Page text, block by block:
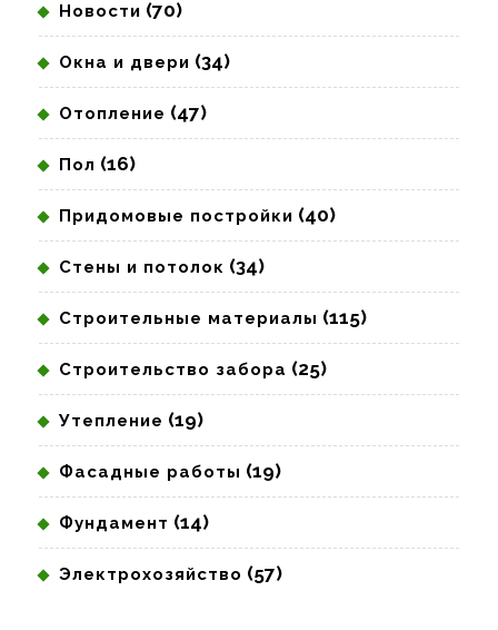
Новости (70)
Окна и двери (34)
Отопление (47)
Пол (16)
Придомовые постройки (40)
Стены и потолок (34)
Строительные материалы (115)
Строительство забора (25)
Утепление (19)
Фасадные работы (19)
Фундамент (14)
Электрохозяйство (57)